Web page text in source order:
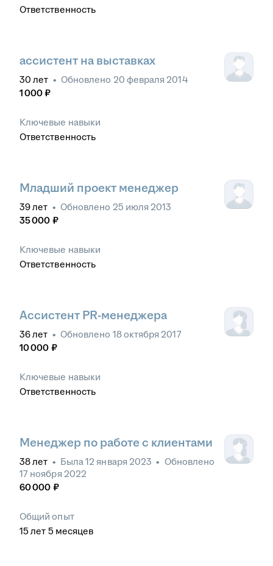
Ответственность
ассистент на выставках
30 лет • Обновлено 20 февраля 2014
1 000 ₽
Ключевые навыки
Ответственность
Младший проект менеджер
39лет • Обновлено 25 июля 2013
35 000 ₽
Ключевые навыки
Ответственность
Ассистент PR-менеджера
36лет • Обновлено 18 октября 2017
10 000 ₽
Ключевые навыки
Ответственность
Менеджер по работе с клиентами
38лет • Была12 января 2023 • Обновлено
17 ноября 2022
60 000 ₽
Общий опыт
15 лет 5 месяцев